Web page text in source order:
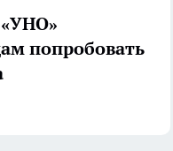
попробовать